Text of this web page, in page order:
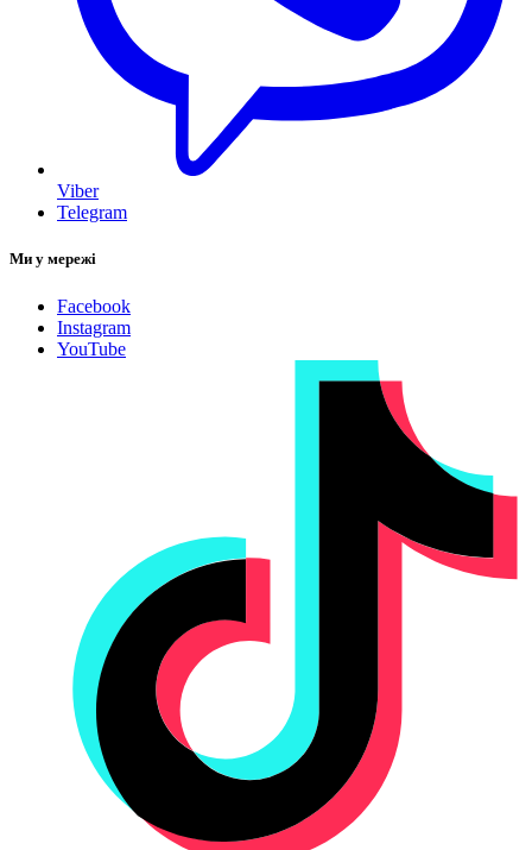
Viber
Telegram
Ми у мережі
Facebook
Instagram
YouTube